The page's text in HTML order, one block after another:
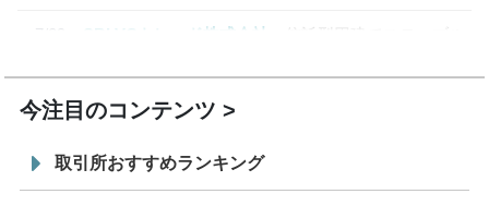
7/29
SBI VCトレード株式会社
信託型円建てステーブル
今注目のコンテンツ
取引所おすすめランキング